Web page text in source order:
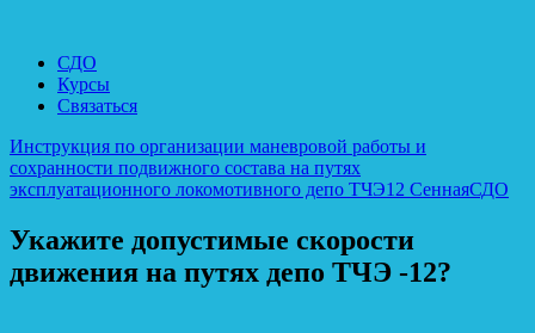
СДО
Курсы
Связаться
Инструкция по организации маневровой работы и
сохранности подвижного состава на путях
эксплуатационного локомотивного депо ТЧЭ12 СеннаяСДО
Укажите допустимые скорости
движения на путях депо ТЧЭ -12?